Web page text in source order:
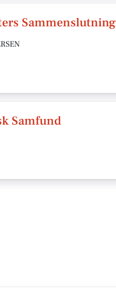
Sammenslutning
Samfund